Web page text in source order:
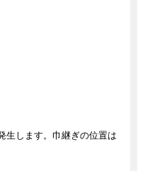
生します。巾継ぎの位置は